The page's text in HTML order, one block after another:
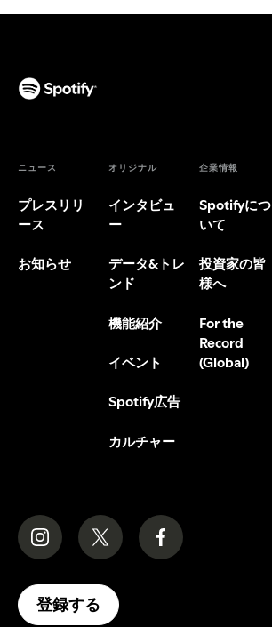
ニュース
プレスリリ
ース
お知らせ
オリジナル
インタビュ
ー
データ&トレ
ンド
機能紹介
イベント
Spotify広告
カルチャー
企業情報
Spotifyにつ
いて
投資家の皆
様へ
For the
Record
(Global)
登録する